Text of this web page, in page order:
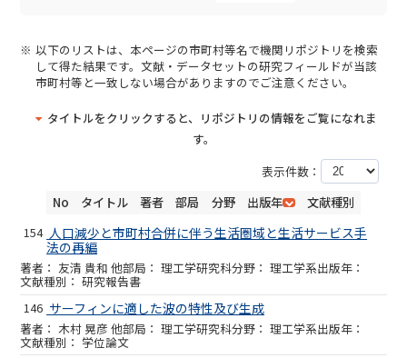
以下のリストは、本ページの市町村等名で機関リポジトリを検索
して得た結果です。文献・データセットの研究フィールドが当該
市町村等と一致しない場合がありますのでご注意ください。
タイトルをクリックすると、リポジトリの情報をご覧になれま
す。
表示件数：
No
タイトル 著者 部局 分野 出版年
文献種別
154 人口減少と市町村合併に伴う生活圏域と生活サービス手
法の再編
友清 貴和 他 理工学研究科 理工学系
研究報告書
146 サーフィンに適した波の特性及び生成
木村 晃彦 他 理工学研究科 理工学系
学位論文